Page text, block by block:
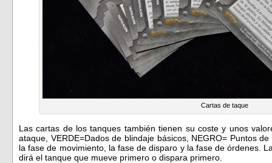
Cartas de taque
Las cartas de los tanques también tienen su coste y unos
ataque, VERDE=Dados de blindaje básicos, NEGRO= Puntos
la fase de movimiento, la fase de disparo y la fase de órdenes.
dirá el tanque que mueve primero o dispara primero.